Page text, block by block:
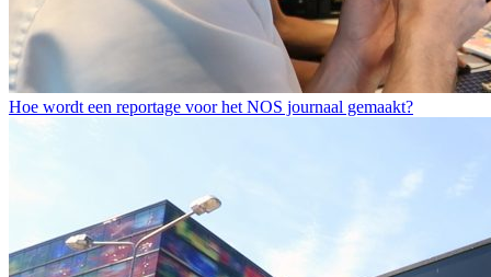
Hoe wordt een reportage voor het NOS journaal gemaakt?